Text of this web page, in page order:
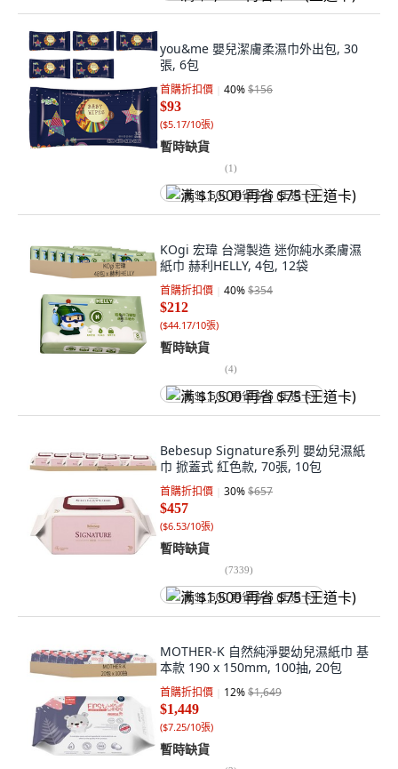
you&me 嬰兒潔膚柔濕巾外出包, 30
張, 6包
首購折扣價 40%$156
$93
($5.17/10張)
暫時缺貨
(1)
满 $1,500 再省 $75 (王道卡)
KOgi 宏瑋 台灣製造 迷你純水柔膚濕
紙巾 赫利HELLY, 4包, 12袋
首購折扣價 40%$354
$212
($44.17/10張)
暫時缺貨
(4)
满 $1,500 再省 $75 (王道卡)
Bebesup Signature系列 嬰幼兒濕紙
巾 掀蓋式 紅色款, 70張, 10包
首購折扣價 30%$657
$457
($6.53/10張)
暫時缺貨
(7339)
满 $1,500 再省 $75 (王道卡)
MOTHER-K 自然純淨嬰幼兒濕紙巾 基
本款 190 x 150mm, 100抽, 20包
首購折扣價 12%$1,649
$1,449
($7.25/10張)
暫時缺貨